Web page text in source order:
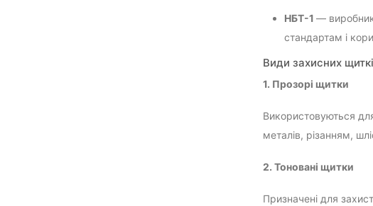
НБТ-1 —
стандартам і
Види захисних
1. Прозорі щитки
Використовуються
металів, різанням,
2. Тоновані щитки
Призначені для